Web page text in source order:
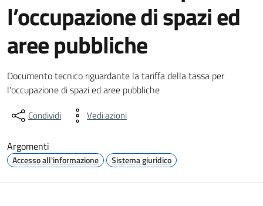
l’occupazione di spazi ed
aree pubbliche
Dettagli del documento
Documento tecnico riguardante la tariffa della tassa per
l'occupazione di spazi ed aree pubbliche
Condividi Vedi azioni
Argomenti
Accesso all'informazione Sistema giuridico